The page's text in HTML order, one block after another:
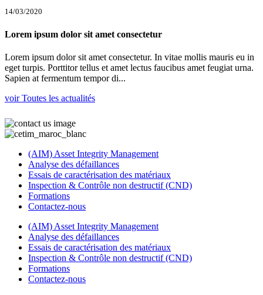
14/03/2020
Lorem ipsum dolor sit amet consectetur
Lorem ipsum dolor sit amet consectetur. In vitae mollis mauris eu in
eget turpis. Porttitor tellus et amet lectus faucibus amet feugiat urna.
Sapien at fermentum tempor di...
voir Toutes les actualités
(AIM) Asset Integrity Management
Analyse des défaillances
Essais de caractérisation des matériaux
Inspection & Contrôle non destructif (CND)
Formations
Contactez-nous
(AIM) Asset Integrity Management
Analyse des défaillances
Essais de caractérisation des matériaux
Inspection & Contrôle non destructif (CND)
Formations
Contactez-nous